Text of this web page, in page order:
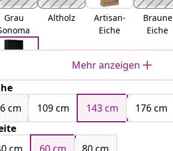
Grau
Altholz
Artisan-
Eiche
Braune
Eiche
Optik
Mehr anzeigen
cm
109 cm 143 cm
176 cm